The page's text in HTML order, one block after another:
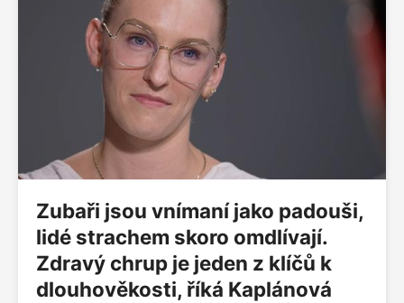
šéfkuchař Zdeněk Pohlreich v rozhovoru s
emeritním sládkem Plzeňského Prazdroje
Václavem Berkou. „Před patnácti lety tvořila
nealkoholická piva jedno procento naší produkce.
Teď jsme na 11 procentech, jde to nahoru. Dnes už
lidé hledají piva, kde je absolutní nula alkoholu,
musíme se tomu přizpůsobit,“ dodává Berka.
Zubaři jsou vnímaní jako padouši,
lidé strachem skoro omdlívají.
Zdravý chrup je jeden z klíčů k
dlouhověkosti, říká Kaplánová